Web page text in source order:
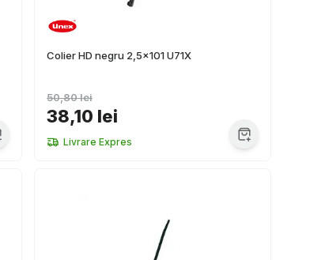
Colier HD negru 2,5x101 U71X
38,10 lei
50,80 lei
Livrare Expres